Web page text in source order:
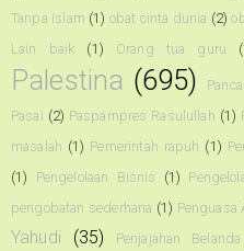
Tanpa Islam (1) obat cinta dunia (2)
Lain baik
(1) Orang tua guru
Palestina (695)
Pasai (2) Paspampres Rasulullah (1)
masalah (1) Pemerintah rapuh (1)
(1)
Pengelolaan Bisnis (1)
pengobatan sederhana (1) Penguasa
Yahudi
(35) Penjajahan Belanda